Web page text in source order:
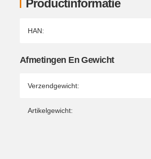
Productinformatie
Producteigenschap
Waarde
HAN:
Afmetingen En Gewicht
Verzendgewicht:
Artikelgewicht: